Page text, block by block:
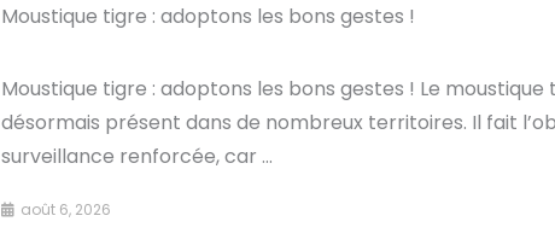
Moustique tigre : adoptons les bons gestes !​
Moustique tigre : adoptons les bons gestes ! Le moustique
désormais présent dans de nombreux territoires. Il fait
surveillance renforcée, car ...
août 6, 2026